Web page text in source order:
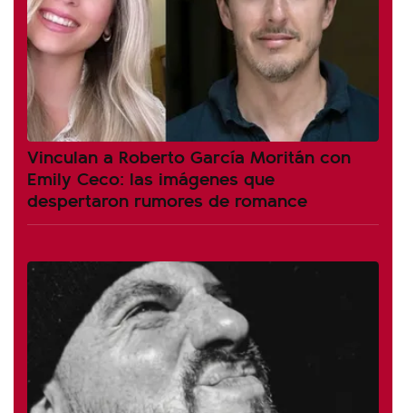
Vinculan a Roberto García Moritán con
Emily Ceco: las imágenes que
despertaron rumores de romance